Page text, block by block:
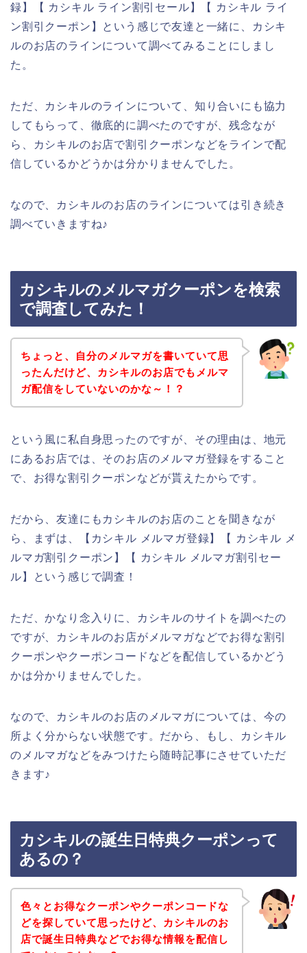
録】【 カシキル ライン割引セール】【 カシキル ライ
ン割引クーポン】という感じで友達と一緒に、カシキ
ルのお店のラインについて調べてみることにしまし
た。
ただ、カシキルのラインについて、知り合いにも協力
してもらって、徹底的に調べたのですが、残念なが
ら、カシキルのお店で割引クーポンなどをラインで配
信しているかどうかは分かりませんでした。
なので、カシキルのお店のラインについては引き続き
調べていきますね♪
カシキルのメルマガクーポンを検索
で調査してみた！
ちょっと、自分のメルマガを書いていて思
ったんだけど、カシキルのお店でもメルマ
ガ配信をしていないのかな～！？
という風に私自身思ったのですが、その理由は、地元
にあるお店では、そのお店のメルマガ登録をすること
で、お得な割引クーポンなどが貰えたからです。
だから、友達にもカシキルのお店のことを聞きなが
ら、まずは、【カシキル メルマガ登録】【 カシキル メ
ルマガ割引クーポン】【 カシキル メルマガ割引セー
ル】という感じで調査！
ただ、かなり念入りに、カシキルのサイトを調べたの
ですが、カシキルのお店がメルマガなどでお得な割引
クーポンやクーポンコードなどを配信しているかどう
かは分かりませんでした。
なので、カシキルのお店のメルマガについては、今の
所よく分からない状態です。だから、もし、カシキル
のメルマガなどをみつけたら随時記事にさせていただ
きます♪
カシキルの誕生日特典クーポンって
あるの？
色々とお得なクーポンやクーポンコードな
どを探していて思ったけど、カシキルのお
店で誕生日特典などでお得な情報を配信し